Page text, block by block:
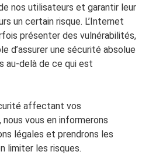
nos utilisateurs et garantir leur
un certain risque. L’Internet
présenter des vulnérabilités,
d’assurer une sécurité absolue
au-delà de ce qui est
affectant vos
vous en informerons
légales et prendrons les
limiter les risques.